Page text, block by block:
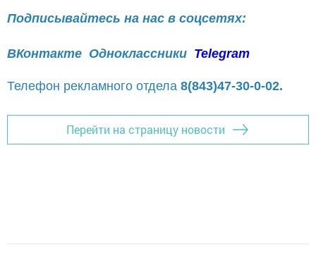
Подписывайтесь на нас в соцсетях:
ВКонтакте Одноклассники Telegram
Телефон рекламного отдела 8(843)47-30-0-02.
Перейти на страницу новости